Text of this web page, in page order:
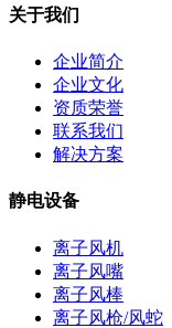
关于我们
企业简介
企业文化
资质荣誉
联系我们
解决方案
静电设备
离子风机
离子风嘴
离子风棒
离子风枪/风蛇